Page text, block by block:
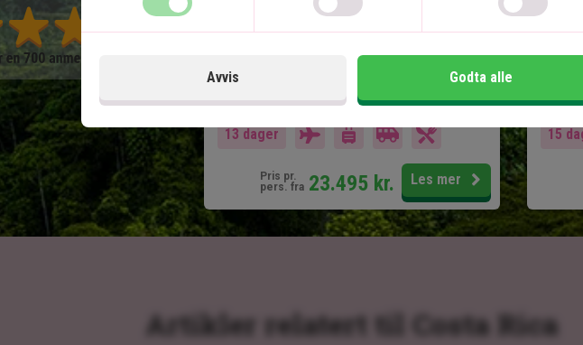
Mange aktivitetsmuligheter
Inkludert i prisen
13 dager
Pris pr.
pers. fra 23.495 kr. Les mer
All
15
Artikler relatert til Costa Rica
Avvis Godta alle